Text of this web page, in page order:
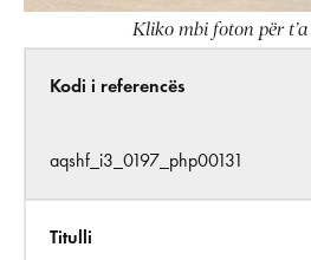
Kliko mbi foton për
Kodi i referencës
aqshf_i3_0197_php00131
Titulli